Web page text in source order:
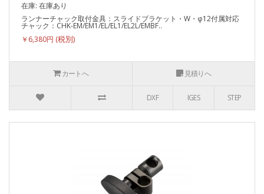
在庫: 在庫あり
ランナーチャック取付金具：スライドブラケット・W・φ12付属対応
チャック：CHK-EM/EM1/EL/EL1/EL2L/EMBF..
￥6,380円
カートへ 見積りへ
DXF IGES STEP